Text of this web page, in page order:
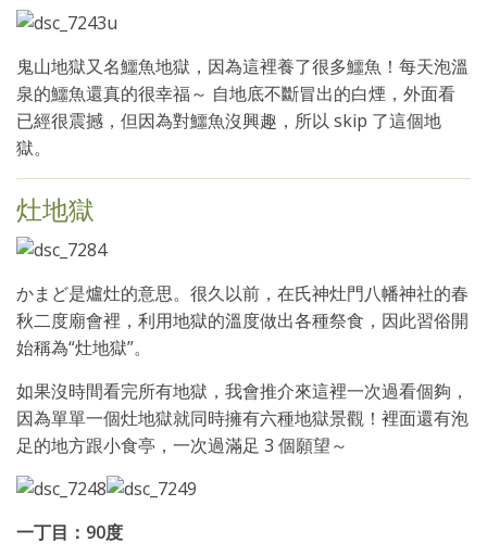
鬼山地獄又名鱷魚地獄，因為這裡養了很多鱷魚！每天泡溫
泉的鱷魚還真的很幸福～ 自地底不斷冒出的白煙，外面看
已經很震撼，但因為對鱷魚沒興趣，所以 skip 了這個地
獄。
灶地獄
かまど是爐灶的意思。很久以前，在氏神灶門八幡神社的春
秋二度廟會裡，利用地獄的溫度做出各種祭食，因此習俗開
始稱為“灶地獄”。
如果沒時間看完所有地獄，我會推介來這裡一次過看個夠，
因為單單一個灶地獄就同時擁有六種地獄景觀！裡面還有泡
足的地方跟小食亭，一次過滿足 3 個願望～
一丁目：90度